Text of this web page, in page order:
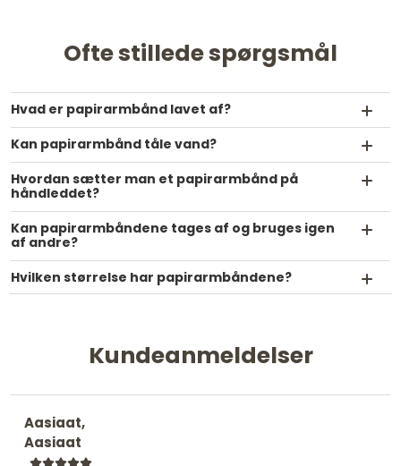
Ofte stillede spørgsmål
Hvad er papirarmbånd lavet af?
Kan papirarmbånd tåle vand?
Hvordan sætter man et papirarmbånd på
håndleddet?
Kan papirarmbåndene tages af og bruges igen
af andre?
Hvilken størrelse har papirarmbåndene?
Kundeanmeldelser
Aasiaat,
Aasiaat